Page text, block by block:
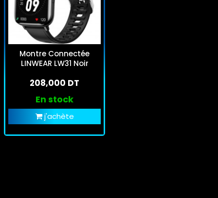
Montre Connectée
LINWEAR LW31 Noir
208,000 DT
En stock
j'achète